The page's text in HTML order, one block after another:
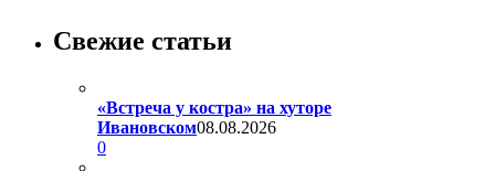
Свежие статьи
«Встреча у костра» на хуторе
Ивановском08.08.2026
0